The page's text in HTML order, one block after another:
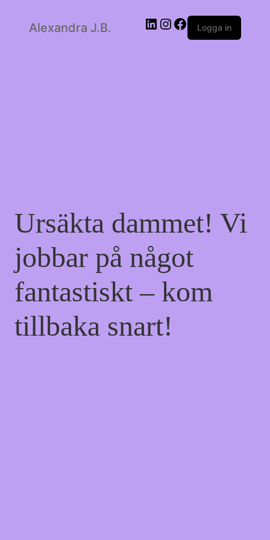
Alexandra J.B. LinkedIn
Instagram
Facebook
Logga in
Ursäkta dammet! Vi
jobbar på något
fantastiskt – kom
tillbaka snart!